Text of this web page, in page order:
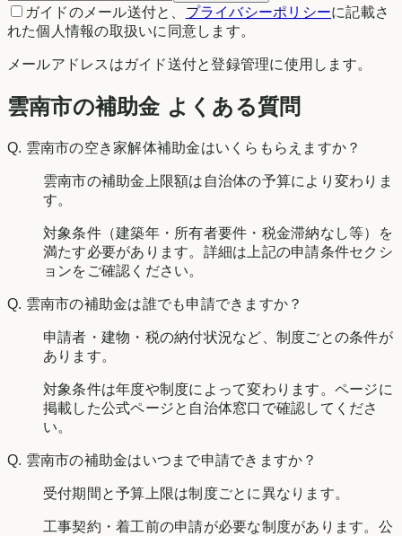
ガイドのメール送付と、 プライバシーポリシーに記載さ
れた個人情報の取扱いに同意します。
メールアドレスはガイド送付と登録管理に使用します。
雲南市の補助金 よくある質問
Q. 雲南市の空き家解体補助金はいくらもらえますか？
雲南市の補助金上限額は自治体の予算により変わりま
す。
対象条件（建築年・所有者要件・税金滞納なし等）を
満たす必要があります。詳細は上記の申請条件セクシ
ョンをご確認ください。
Q. 雲南市の補助金は誰でも申請できますか？
申請者・建物・税の納付状況など、制度ごとの条件が
あります。
対象条件は年度や制度によって変わります。ページに
掲載した公式ページと自治体窓口で確認してくださ
い。
Q. 雲南市の補助金はいつまで申請できますか？
受付期間と予算上限は制度ごとに異なります。
工事契約・着工前の申請が必要な制度があります。公